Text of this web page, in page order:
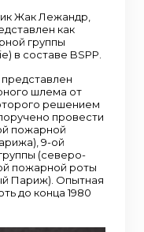
Жак Лежандр,
как
группы
в составе BSPP.
шлема от
решением
провести
пожарной
9-ой
(северо-
пожарной роты
Париж). Опытная
до конца 1980